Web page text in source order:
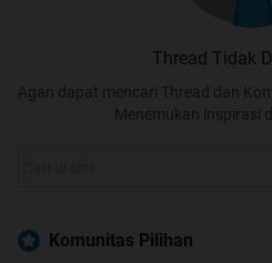
Thread Tidak
Agan dapat mencari Thread dan
Menemukan inspirasi
Komunitas Pilihan